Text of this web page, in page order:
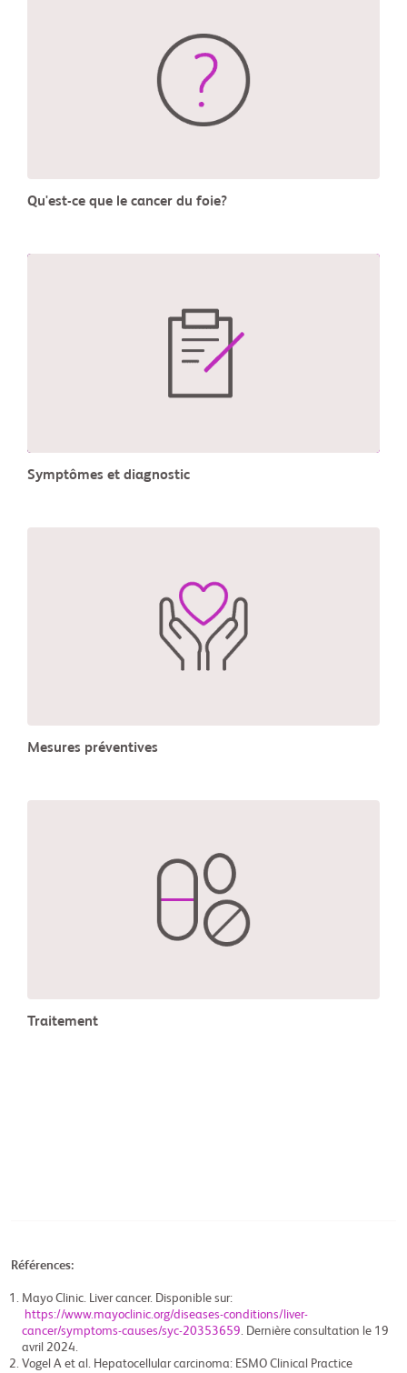
Qu'est-ce que le cancer du foie?
Symptômes et diagnostic
Mesures préventives
Traitement
Références:
Mayo Clinic. Liver cancer. Disponible sur:
https://www.mayoclinic.org/diseases-conditions/liver-
cancer/symptoms-causes/syc-20353659. Dernière consultation le 19
avril 2024.
Vogel A et al. Hepatocellular carcinoma: ESMO Clinical Practice